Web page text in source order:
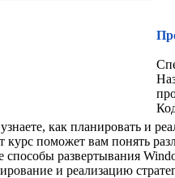
как планировать и
курс поможет вам понять
способы развертывания
и реализацию